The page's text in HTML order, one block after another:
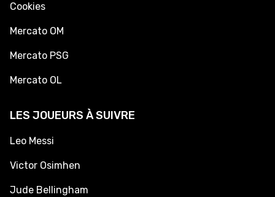
Cookies
Mercato OM
Mercato PSG
Mercato OL
LES JOUEURS À SUIVRE
Leo Messi
Victor Osimhen
Jude Bellingham